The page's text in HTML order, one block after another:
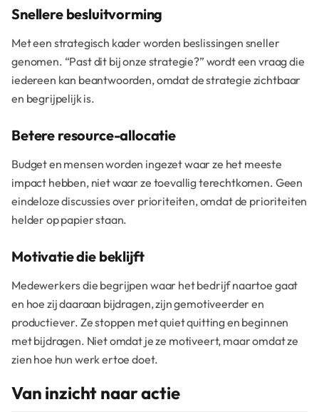
Snellere besluitvorming
Met een strategisch kader worden beslissingen sneller
genomen. “Past dit bij onze strategie?” wordt een vraag die
iedereen kan beantwoorden, omdat de strategie zichtbaar
en begrijpelijk is.
Betere resource-allocatie
Budget en mensen worden ingezet waar ze het meeste
impact hebben, niet waar ze toevallig terechtkomen. Geen
eindeloze discussies over prioriteiten, omdat de prioriteiten
helder op papier staan.
Motivatie die beklijft
Medewerkers die begrijpen waar het bedrijf naartoe gaat
en hoe zij daaraan bijdragen, zijn gemotiveerder en
productiever. Ze stoppen met quiet quitting en beginnen
met bijdragen. Niet omdat je ze motiveert, maar omdat ze
zien hoe hun werk ertoe doet.
Van inzicht naar actie